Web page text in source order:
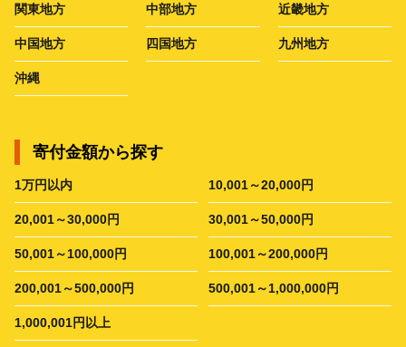
関東地方 中部地方 近畿地方
中国地方 四国地方 九州地方
沖縄
寄付金額から探す
1万円以内 10,001～20,000円
20,001～30,000円 30,001～50,000円
50,001～100,000円 100,001～200,000円
200,001～500,000円 500,001～1,000,000円
1,000,001円以上